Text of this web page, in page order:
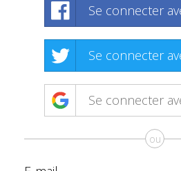
Se connecter
Se connecter
Se connecter
ou